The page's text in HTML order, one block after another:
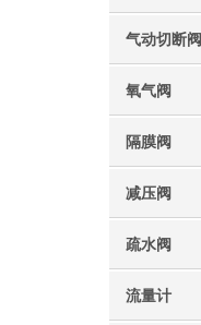
气动切断阀
氧气阀
隔膜阀
减压阀
疏水阀
流量计